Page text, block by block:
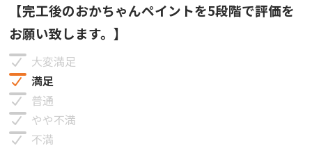
【完工後のおかちゃんペイントを5段階で評価を
お願い致します。】
大変満足
満足
普通
やや不満
不満